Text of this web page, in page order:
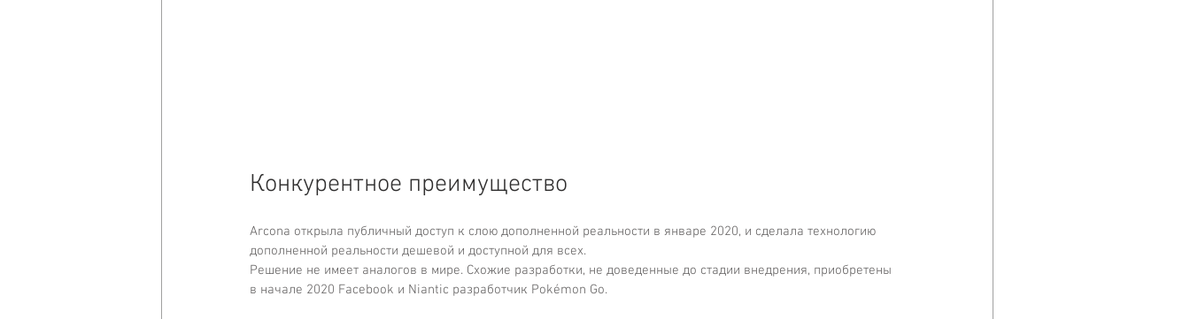
Конкурентное преимущество
Arcona открыла публичный доступ к слою дополненной реальности в январе 2020, и сделала технологию
дополненной реальности дешевой и доступной для всех.
Решение не имеет аналогов в мире. Схожие разработки, не доведенные до стадии внедрения, приобретены
в начале 2020 Facebook и Niantic разработчик Pokémon Go.